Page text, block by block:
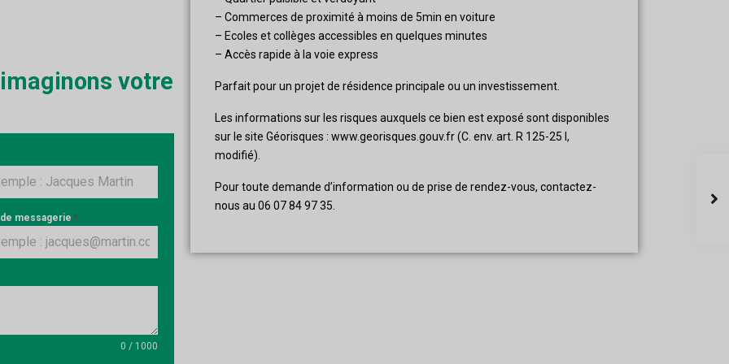
votre
messagerie *
0 / 1000
– Commerces de proximité à moins de 5min en voiture
– Ecoles et collèges accessibles en quelques minutes
– Accès rapide à la voie express
Parfait pour un projet de résidence principale ou un investissement.
Les informations sur les risques auxquels ce bien est exposé sont disponibles
sur le site Géorisques : www.georisques.gouv.fr (C. env. art. R 125-25 I,
modifié).
Pour toute demande d’information ou de prise de rendez-vous, contactez-
nous au 06 07 84 97 35.